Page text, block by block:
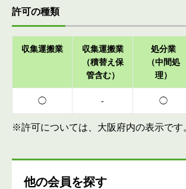
許可の種類
収集運搬業
収集運搬業
（積替え保
管含む）
処分業
（中間処
理）
◯ - ◯
※許可については、大阪府内の表示です
他の会員を探す